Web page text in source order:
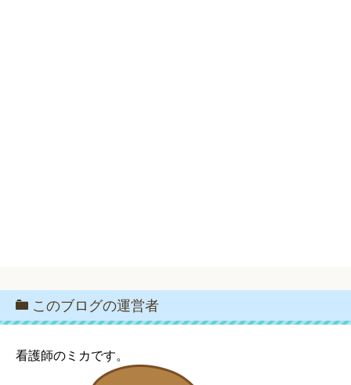
このブログの運営者
看護師のミカです。